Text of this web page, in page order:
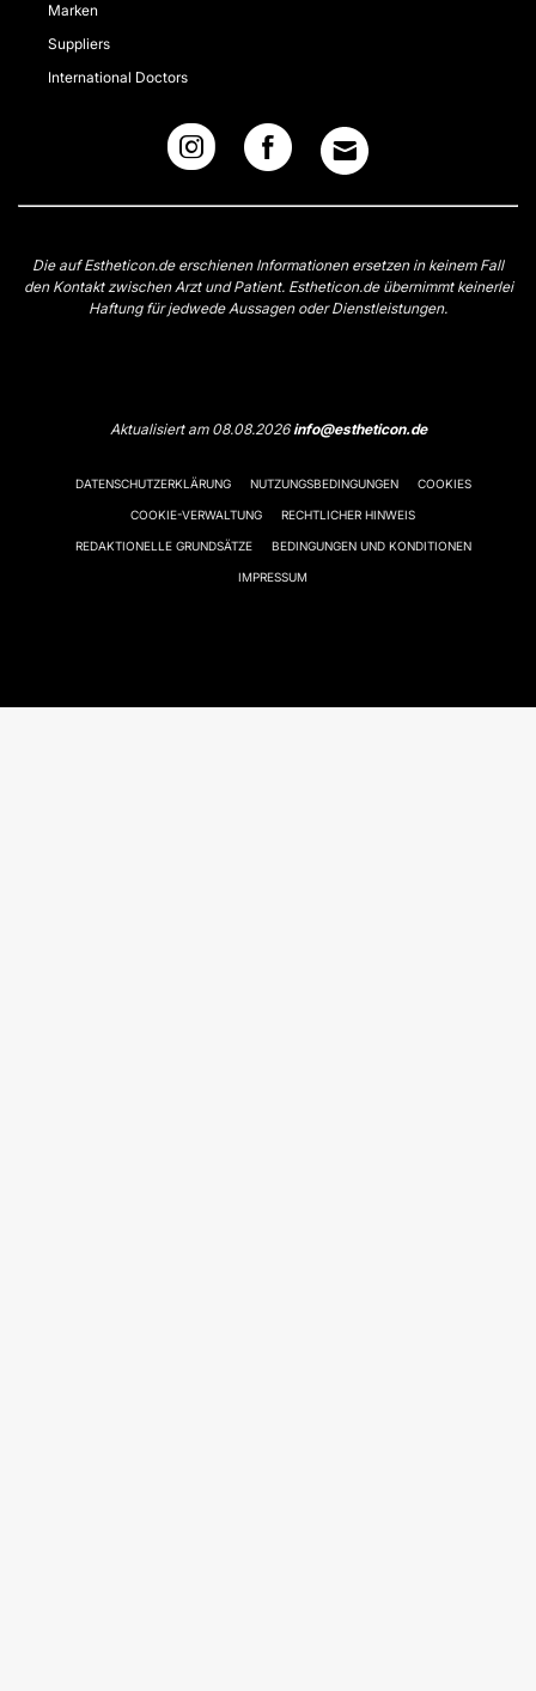
Marken
Suppliers
International Doctors
Die auf Estheticon.de erschienen Informationen ersetzen in keinem Fall
den Kontakt zwischen Arzt und Patient. Estheticon.de übernimmt keinerlei
Haftung für jedwede Aussagen oder Dienstleistungen.
Aktualisiert am 08.08.2026info@estheticon.de
DATENSCHUTZERKLÄRUNG NUTZUNGSBEDINGUNGEN COOKIES
COOKIE-VERWALTUNG RECHTLICHER HINWEIS
REDAKTIONELLE GRUNDSÄTZE BEDINGUNGEN UND KONDITIONEN
IMPRESSUM